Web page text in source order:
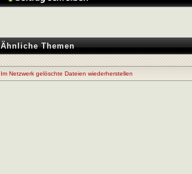
Ähnliche Themen
Im Netzwerk gelöschte Dateien wiederherstellen